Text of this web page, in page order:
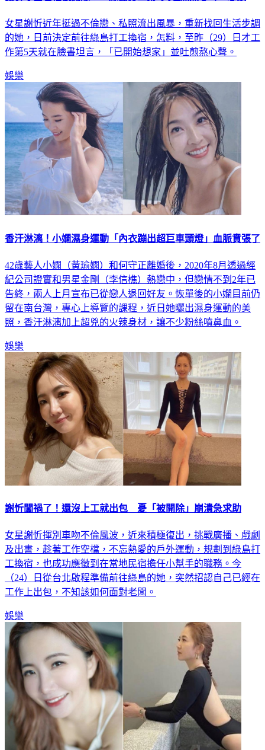
女星謝忻近年挺過不倫戀、私照流出風暴，重新找回生活步調
的她，日前決定前往綠島打工換宿，怎料，至昨（29）日才工
作第5天就在臉書坦言，「已開始想家」並吐煎熬心聲。
娛樂
香汗淋漓！小嫻濕身運動「內衣蹦出超巨車頭燈」血脈賁張了
42歲藝人小嫻（黃瑜嫻）和何守正離婚後，2020年8月透過經
紀公司證實和男星金剛（李信樵）熱戀中，但戀情不到2年已
告終，兩人上月宣布已從戀人退回好友。恢單後的小嫻目前仍
留在南台灣，專心上導覽的課程，近日她曬出濕身運動的美
照，香汗淋漓加上超兇的火辣身材，讓不少粉絲噴鼻血。
娛樂
謝忻闖禍了！還沒上工就出包 憂「被開除」崩潰急求助
女星謝忻揮別車吻不倫風波，近來積極復出，挑戰廣播、戲劇
及出書，趁著工作空檔，不忘熱愛的戶外運動，規劃到綠島打
工換宿，也成功應徵到在當地民宿擔任小幫手的職務。今
（24）日從台北啟程準備前往綠島的她，突然招認自己已經在
工作上出包，不知該如何面對老闆。
娛樂